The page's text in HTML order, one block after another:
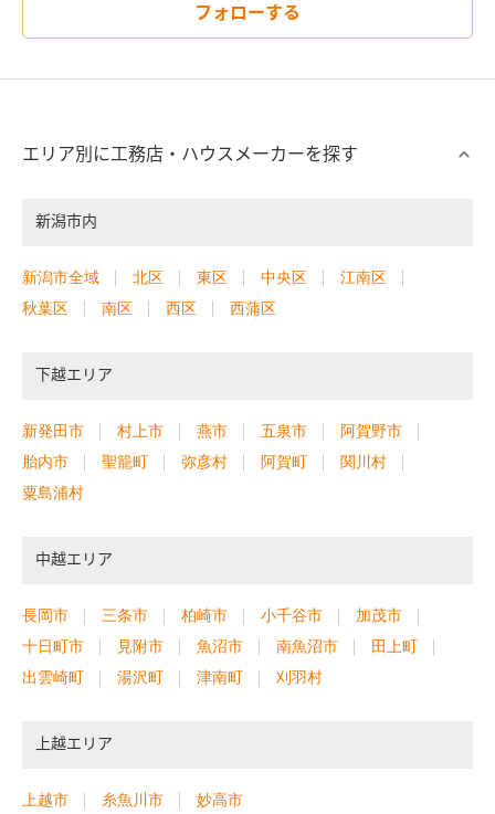
フォローする
エリア別に工務店・ハウスメーカーを探す
新潟市内
新潟市全域 北区 東区 中央区
江南区
秋葉区
南区 西区 西蒲区
下越エリア
新発田市 村上市 燕市 五泉市
阿賀野市
胎内市
聖籠町 弥彦村 阿賀町
関川村
粟島浦村
中越エリア
長岡市 三条市 柏崎市 小千谷市
加茂市
十日町市
見附市 魚沼市 南魚沼市
田上町
出雲崎町
湯沢町 津南町 刈羽村
上越エリア
上越市 糸魚川市 妙高市